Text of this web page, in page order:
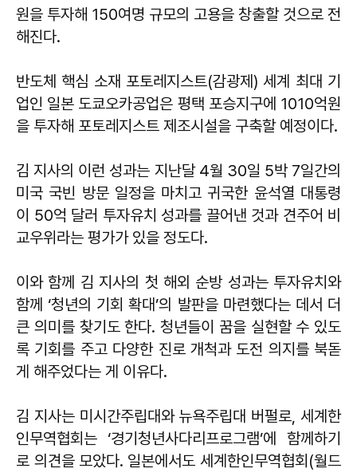
원을 투자해 150여명 규모의 고용을 창출할 것으로 전
해진다.
반도체 핵심 소재 포토레지스트(감광제) 세계 최대 기
업인 일본 도쿄오카공업은 평택 포승지구에 1010억원
을 투자해 포토레지스트 제조시설을 구축할 예정이다.
김 지사의 이런 성과는 지난달 4월 30일 5박 7일간의
미국 국빈 방문 일정을 마치고 귀국한 윤석열 대통령
이 50억 달러 투자유치 성과를 끌어낸 것과 견주어 비
교우위라는 평가가 있을 정도다.
이와 함께 김 지사의 첫 해외 순방 성과는 투자유치와
함께 ‘청년의 기회 확대’의 발판을 마련했다는 데서 더
큰 의미를 찾기도 한다. 청년들이 꿈을 실현할 수 있도
록 기회를 주고 다양한 진로 개척과 도전 의지를 북돋
게 해주었다는 게 이유다.
김 지사는 미시간주립대와 뉴욕주립대 버펄로, 세계한
인무역협회는 ‘경기청년사다리프로그램’에 함께하기
로 의견을 모았다. 일본에서도 세계한인무역협회(월드